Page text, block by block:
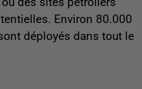
Environ 80.000
déployés dans tout le